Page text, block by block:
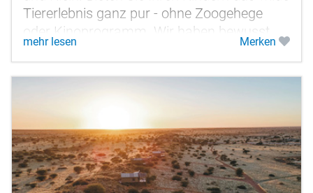
Tiererlebnis ganz pur - ohne Zoogehege
oder Kinoprogramm. Wir haben bewusst
mehr als eine Nacht eingeplant,...
mehr lesen Merken